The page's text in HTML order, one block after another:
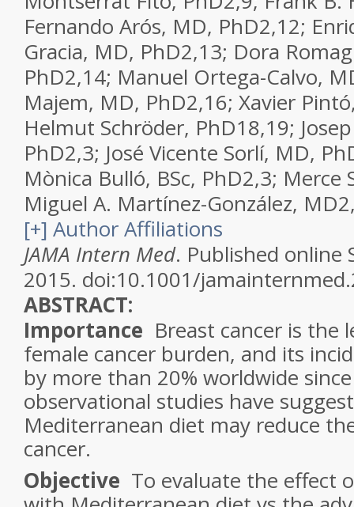
Fernando Arós, MD, PhD2,12;
Gracia, MD, PhD2,13; Dora
PhD2,14; Manuel Ortega-Calvo,
Majem, MD, PhD2,16; Xavier
Helmut Schröder, PhD18,19;
PhD2,3; José Vicente Sorlí, MD,
Mònica Bulló, BSc, PhD2,3; Merce
Miguel A. Martínez-González, MD
[+] Author Affiliations
JAMA Intern Med. Published online
2015. doi:10.1001/
ABSTRACT:
Importance Breast cancer is the
female cancer burden, and its
by more than 20% worldwide
observational studies have
Mediterranean diet may reduce
cancer.
Objective To evaluate the effect